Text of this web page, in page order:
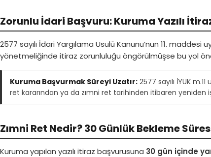
Zorunlu İdari Başvuru: Kuruma Yazılı
2577 sayılı İdari Yargılama Usulü Kanunu’nun 11.
yönetmeliğinde itiraz zorunluluğu öngörülmüşse bu yol
Kuruma Başvurmak Süreyi Uzatır: 2577 sayılı İYUK
ret kararından ya da zımni ret tarihinden itibaren yeniden
Zımni Ret Nedir? 30 Günlük Bekleme
Kuruma yapılan yazılı itiraz başvurusuna 30 gün içinde